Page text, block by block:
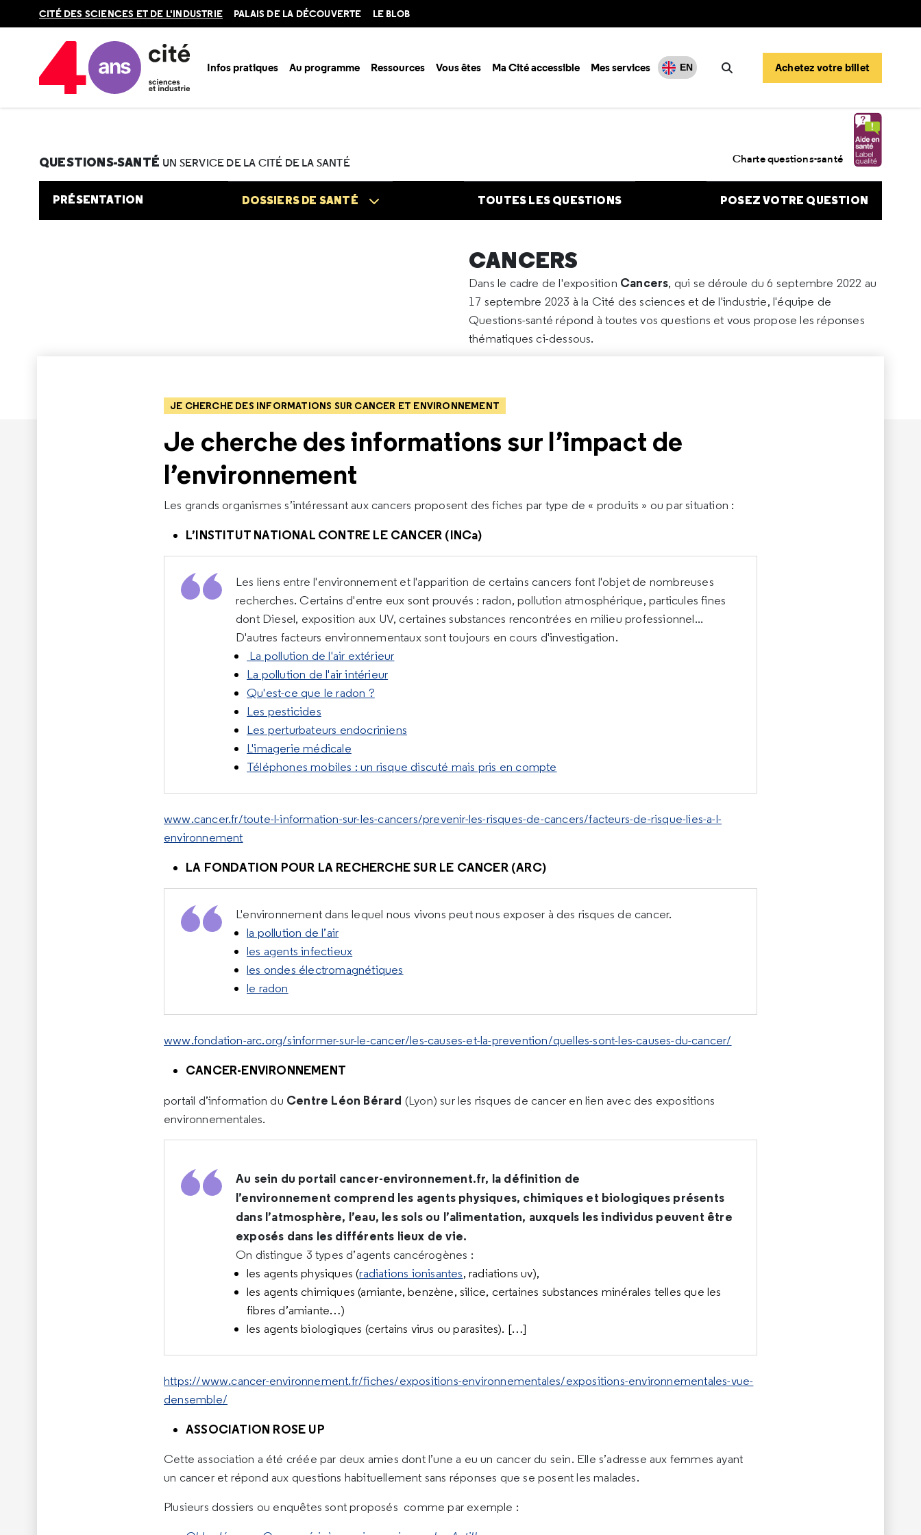
en
CITÉ DES SCIENCES ET DE L'INDUSTRIE PALAIS DE LA DÉCOUVERTE LE BLOB
Infos pratiques Au programme Ressources Vous êtes Ma Cité accessible Mes services EN
Rechercher
Achetez votre billet
Accueil Au programme
QUESTIONS-SANTÉ UN SERVICE DE LA CITÉ DE LA SANTÉ Charte questions-santé
PRÉSENTATION DOSSIERS DE SANTÉ TOUTES LES QUESTIONS POSEZ VOTRE QUESTION
CANCERS
Dans le cadre de l'exposition Cancers, qui se déroule du 6 septembre 2022 au
17 septembre 2023 à la Cité des sciences et de l'industrie, l'équipe de
Questions-santé répond à toutes vos questions et vous propose les réponses
thématiques ci-dessous.
JE CHERCHE DES INFORMATIONS SUR CANCER ET ENVIRONNEMENT
Je cherche des informations sur l’impact de
l’environnement
Les grands organismes s’intéressant aux cancers proposent des fiches par type de « produits » ou par situation :
L’INSTITUT NATIONAL CONTRE LE CANCER (INCa)
Les liens entre l'environnement et l'apparition de certains cancers font l'objet de nombreuses
recherches. Certains d'entre eux sont prouvés : radon, pollution atmosphérique, particules fines
dont Diesel, exposition aux UV, certaines substances rencontrées en milieu professionnel...
D'autres facteurs environnementaux sont toujours en cours d'investigation.
La pollution de l'air extérieur
La pollution de l'air intérieur
Qu'est-ce que le radon ?
Les pesticides
Les perturbateurs endocriniens
L'imagerie médicale
Téléphones mobiles : un risque discuté mais pris en compte
www.cancer.fr/toute-l-information-sur-les-cancers/prevenir-les-risques-de-cancers/facteurs-de-risque-lies-a-l-
environnement
LA FONDATION POUR LA RECHERCHE SUR LE CANCER (ARC)
L'environnement dans lequel nous vivons peut nous exposer à des risques de cancer.
la pollution de l’air
les agents infectieux
les ondes électromagnétiques
le radon
www.fondation-arc.org/sinformer-sur-le-cancer/les-causes-et-la-prevention/quelles-sont-les-causes-du-cancer/
CANCER-ENVIRONNEMENT
portail d’information du Centre Léon Bérard (Lyon) sur les risques de cancer en lien avec des expositions
environnementales.
Au sein du portail cancer-environnement.fr, la définition de
l’environnement comprend les agents physiques, chimiques et biologiques présents
dans l’atmosphère, l’eau, les sols ou l’alimentation, auxquels les individus peuvent être
exposés dans les différents lieux de vie.
On distingue 3 types d’agents cancérogènes :
les agents physiques (radiations ionisantes, radiations uv),
les agents chimiques (amiante, benzène, silice, certaines substances minérales telles que les
fibres d’amiante…)
les agents biologiques (certains virus ou parasites). […]
https://www.cancer-environnement.fr/fiches/expositions-environnementales/expositions-environnementales-vue-
densemble/
ASSOCIATION ROSE UP
Cette association a été créée par deux amies dont l’une a eu un cancer du sein. Elle s’adresse aux femmes ayant
un cancer et répond aux questions habituellement sans réponses que se posent les malades.
Plusieurs dossiers ou enquêtes sont proposés comme par exemple :